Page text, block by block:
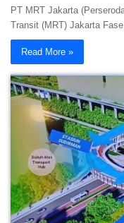
PT MRT Jakarta
Transit (MRT) Jakarta
Read More »